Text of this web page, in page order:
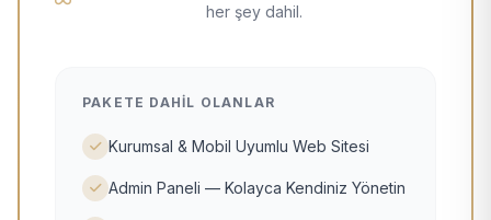
her şey dahil.
PAKETE DAHIL OLANLAR
Kurumsal & Mobil Uyumlu Web Sitesi
Admin Paneli — Kolayca Kendiniz Yönetin